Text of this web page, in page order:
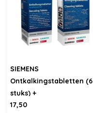
SIEMENS
Ontkalkingstabletten (6
stuks) +
Reinigingstabletten (10
17,50